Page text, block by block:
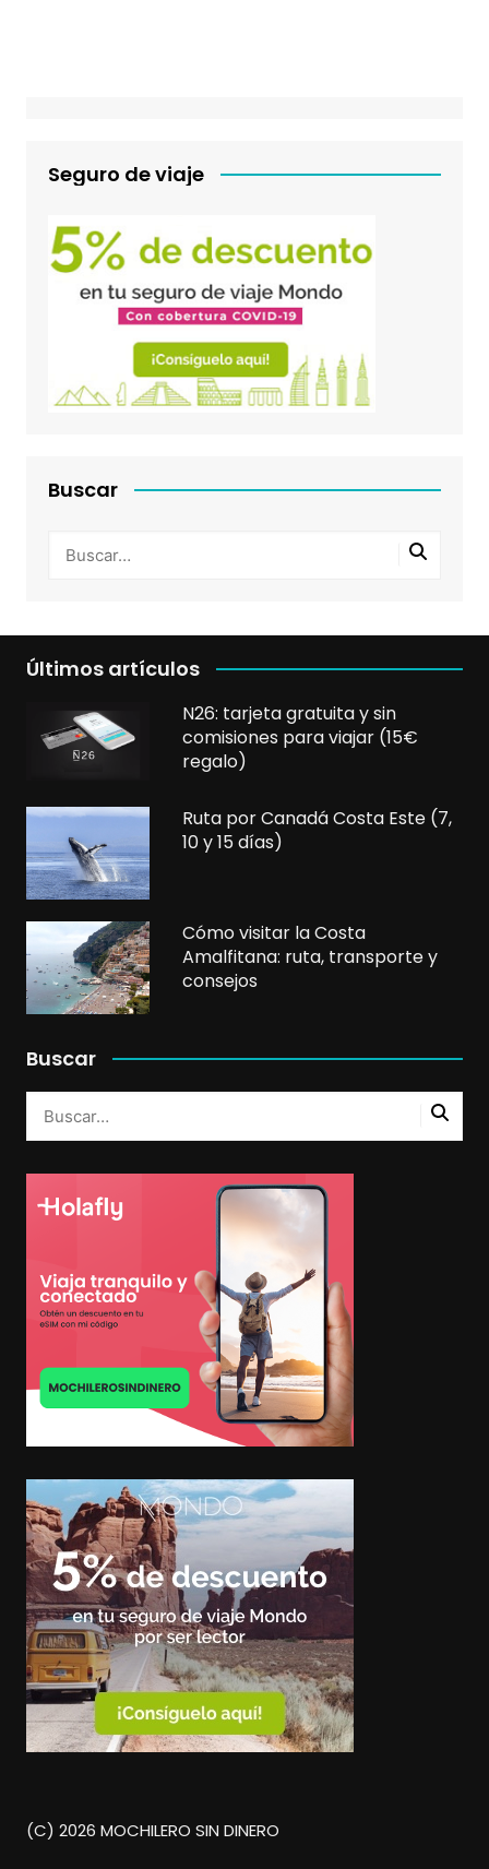
Seguro de viaje
Buscar
Últimos artículos
N26: tarjeta gratuita y sin
comisiones para viajar (15€
regalo)
Ruta por Canadá Costa Este (7,
10 y 15 días)
Cómo visitar la Costa
Amalfitana: ruta, transporte y
consejos
Buscar
(C) 2026 MOCHILERO SIN DINERO